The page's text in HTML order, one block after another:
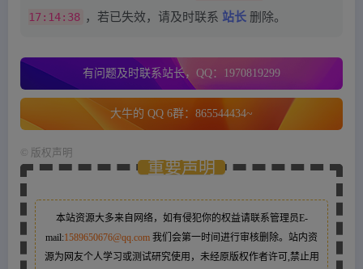
17:14:38 ，若已失效，请及时联系 站长 删除。
有问题及时联系站长，QQ：1970819299
大牛的 QQ 6群：865544434~
版权声明
重要声明
本站资源大多来自网络，如有侵犯你的权益请联系管理员E-
mail:1589650676@qq.com 我们会第一时间进行审核删除。站内资
源为网友个人学习或测试研究使用，未经原版权作者许可,禁止用